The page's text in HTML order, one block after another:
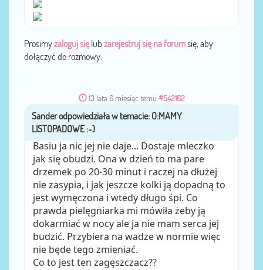
Prosimyzaloguj sięlub zarejestruj się na forumsię, aby
dołączyć do rozmowy.
13 lata 6 miesiąc temu #542162
przezSander
Basiu ja nic jej nie daje... Dostaje mleczko
jak się obudzi. Ona w dzień to ma pare
drzemek po 20-30 minut i raczej na dłużej
nie zasypia, i jak jeszcze kolki ją dopadną to
jest wymęczona i wtedy długo śpi. Co
prawda pielęgniarka mi mówiła żeby ją
dokarmiać w nocy ale ja nie mam serca jej
budzić. Przybiera na wadze w normie więc
nie będe tego zmieniać.
Co to jest ten zagęszczacz??